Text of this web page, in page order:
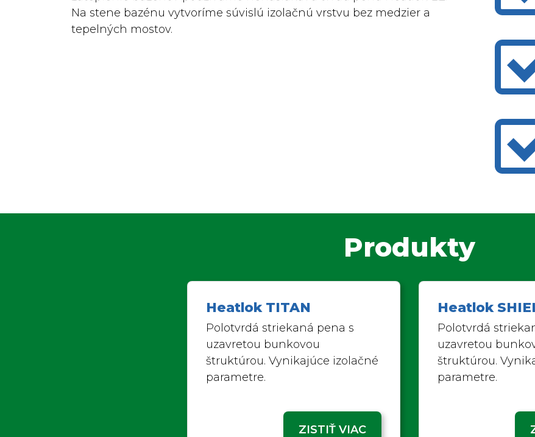
Na stene bazénu vytvoríme súvislú izolačnú vrstvu bez medzier a
tepelných mostov.
Produkty
Heatlok TITAN
Polotvrdá striekaná pena s
uzavretou bunkovou
štruktúrou. Vynikajúce izolačné
parametre.
ZISTIŤ VIAC
Heatlok
Polotvrdá
uzavretou
štruktúrou.
parametre.